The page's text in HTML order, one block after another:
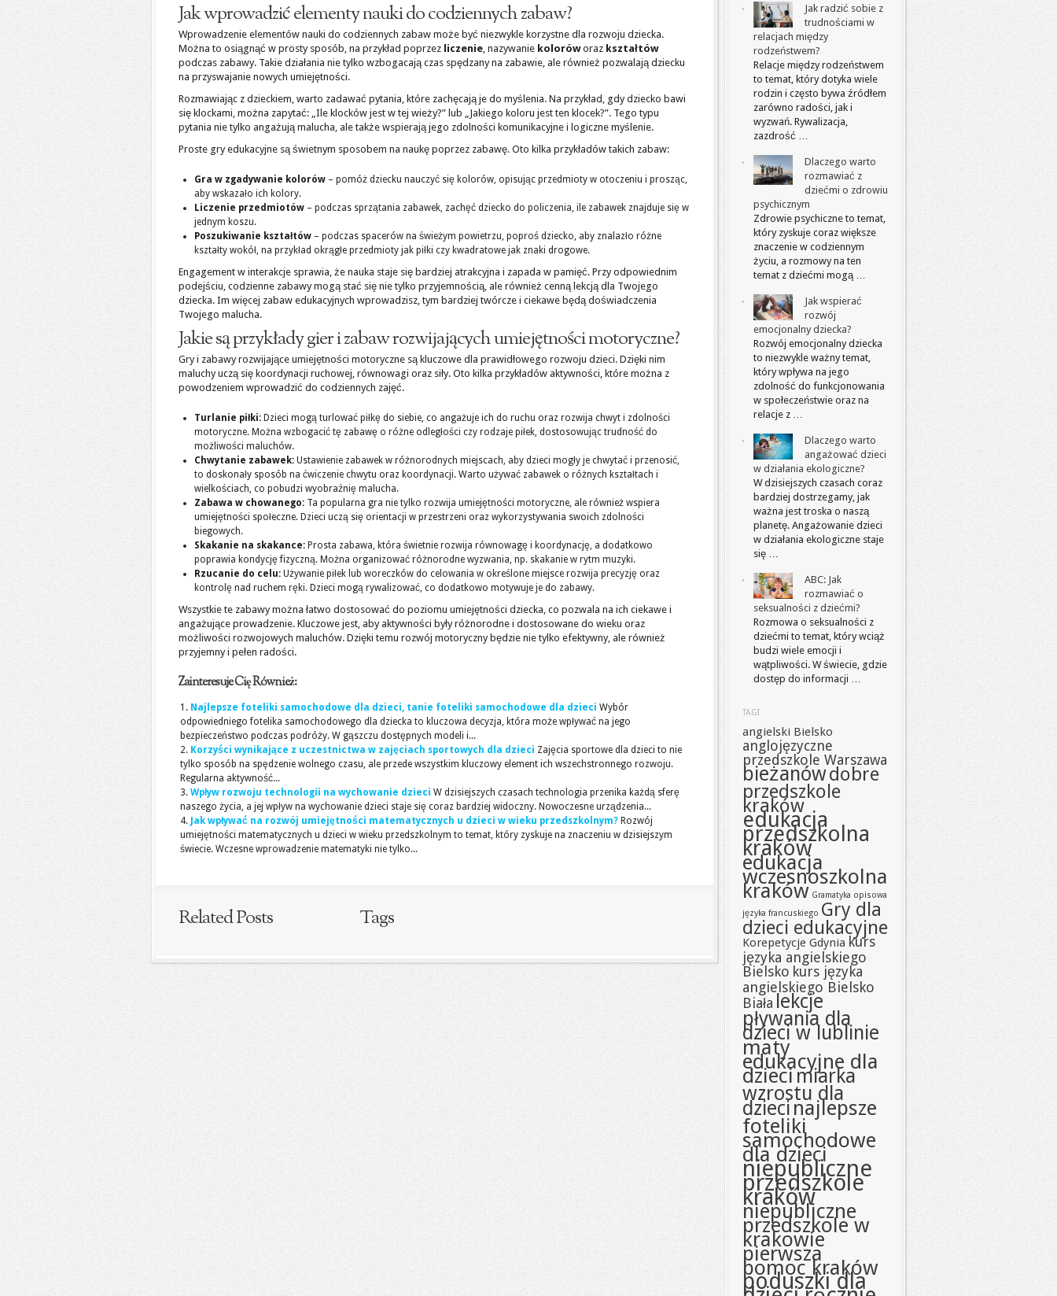
Jak wprowadzić elementy nauki do codziennych zabaw?
Wprowadzenie elementów nauki do codziennych zabaw może być niezwykle korzystne dla rozwoju dziecka.
Można to osiągnąć w prosty sposób, na przykład poprzez liczenie, nazywanie koloróworaz kształtów
podczas zabawy. Takie działania nie tylko wzbogacają czas spędzany na zabawie, ale również pozwalają dziecku
na przyswajanie nowych umiejętności.
Rozmawiając z dzieckiem, warto zadawać pytania, które zachęcają je do myślenia. Na przykład, gdy dziecko bawi
się klockami, można zapytać: „Ile klocków jest w tej wieży?” lub „Jakiego koloru jest ten klocek?”. Tego typu
pytania nie tylko angażują malucha, ale także wspierają jego zdolności komunikacyjne i logiczne myślenie.
Proste gry edukacyjne są świetnym sposobem na naukę poprzez zabawę. Oto kilka przykładów takich zabaw:
Gra w zgadywanie kolorów – pomóż dziecku nauczyć się kolorów, opisując przedmioty w otoczeniu i prosząc,
aby wskazało ich kolory.
Liczenie przedmiotów – podczas sprzątania zabawek, zachęć dziecko do policzenia, ile zabawek znajduje się w
jednym koszu.
Poszukiwanie kształtów – podczas spacerów na świeżym powietrzu, poproś dziecko, aby znalazło różne
kształty wokół, na przykład okrągłe przedmioty jak piłki czy kwadratowe jak znaki drogowe.
Engagement w interakcje sprawia, że nauka staje się bardziej atrakcyjna i zapada w pamięć. Przy odpowiednim
podejściu, codzienne zabawy mogą stać się nie tylko przyjemnością, ale również cenną lekcją dla Twojego
dziecka. Im więcej zabaw edukacyjnych wprowadzisz, tym bardziej twórcze i ciekawe będą doświadczenia
Twojego malucha.
Jakie są przykłady gier i zabaw rozwijających umiejętności motoryczne?
Gry i zabawy rozwijające umiejętności motoryczne są kluczowe dla prawidłowego rozwoju dzieci. Dzięki nim
maluchy uczą się koordynacji ruchowej, równowagi oraz siły. Oto kilka przykładów aktywności, które można z
powodzeniem wprowadzić do codziennych zajęć.
Turlanie piłki: Dzieci mogą turlować piłkę do siebie, co angażuje ich do ruchu oraz rozwija chwyt i zdolności
motoryczne. Można wzbogacić tę zabawę o różne odległości czy rodzaje piłek, dostosowując trudność do
możliwości maluchów.
Chwytanie zabawek: Ustawienie zabawek w różnorodnych miejscach, aby dzieci mogły je chwytać i przenosić,
to doskonały sposób na ćwiczenie chwytu oraz koordynacji. Warto używać zabawek o różnych kształtach i
wielkościach, co pobudzi wyobraźnię malucha.
Zabawa w chowanego: Ta popularna gra nie tylko rozwija umiejętności motoryczne, ale również wspiera
umiejętności społeczne. Dzieci uczą się orientacji w przestrzeni oraz wykorzystywania swoich zdolności
biegowych.
Skakanie na skakance: Prosta zabawa, która świetnie rozwija równowagę i koordynację, a dodatkowo
poprawia kondycję fizyczną. Można organizować różnorodne wyzwania, np. skakanie w rytm muzyki.
Rzucanie do celu: Używanie piłek lub woreczków do celowania w określone miejsce rozwija precyzję oraz
kontrolę nad ruchem ręki. Dzieci mogą rywalizować, co dodatkowo motywuje je do zabawy.
Wszystkie te zabawy można łatwo dostosować do poziomu umiejętności dziecka, co pozwala na ich ciekawe i
angażujące prowadzenie. Kluczowe jest, aby aktywności były różnorodne i dostosowane do wieku oraz
możliwości rozwojowych maluchów. Dzięki temu rozwój motoryczny będzie nie tylko efektywny, ale również
przyjemny i pełen radości.
Zainteresuje Cię Również:
Najlepsze foteliki samochodowe dla dzieci, tanie foteliki samochodowe dla dzieci Wybór
odpowiedniego fotelika samochodowego dla dziecka to kluczowa decyzja, która może wpływać na jego
bezpieczeństwo podczas podróży. W gąszczu dostępnych modeli i...
Korzyści wynikające z uczestnictwa w zajęciach sportowych dla dzieci Zajęcia sportowe dla dzieci to nie
tylko sposób na spędzenie wolnego czasu, ale przede wszystkim kluczowy element ich wszechstronnego rozwoju.
Regularna aktywność...
Wpływ rozwoju technologii na wychowanie dzieci W dzisiejszych czasach technologia przenika każdą sferę
naszego życia, a jej wpływ na wychowanie dzieci staje się coraz bardziej widoczny. Nowoczesne urządzenia...
Jak wpływać na rozwój umiejętności matematycznych u dzieci w wieku przedszkolnym? Rozwój
umiejętności matematycznych u dzieci w wieku przedszkolnym to temat, który zyskuje na znaczeniu w dzisiejszym
świecie. Wczesne wprowadzenie matematyki nie tylko...
Related Posts Tags
Jak radzić sobie z
trudnościami w
relacjach między
rodzeństwem?
Relacje między rodzeństwem
to temat, który dotyka wiele
rodzin i często bywa źródłem
zarówno radości, jak i
wyzwań. Rywalizacja,
zazdrość …
Dlaczego warto
rozmawiać z
dziećmi o zdrowiu
psychicznym
Zdrowie psychiczne to temat,
który zyskuje coraz większe
znaczenie w codziennym
życiu, a rozmowy na ten
temat z dziećmi mogą …
Jak wspierać
rozwój
emocjonalny dziecka?
Rozwój emocjonalny dziecka
to niezwykle ważny temat,
który wpływa na jego
zdolność do funkcjonowania
w społeczeństwie oraz na
relacje z …
Dlaczego warto
angażować dzieci
w działania ekologiczne?
W dzisiejszych czasach coraz
bardziej dostrzegamy, jak
ważna jest troska o naszą
planetę. Angażowanie dzieci
w działania ekologiczne staje
się …
ABC: Jak
rozmawiać o
seksualności z dziećmi?
Rozmowa o seksualności z
dziećmi to temat, który wciąż
budzi wiele emocji i
wątpliwości. W świecie, gdzie
dostęp do informacji …
TAGI
angielski Bielsko
anglojęzyczne
przedszkole Warszawa
bieżanówdobre
przedszkole
kraków
edukacja
przedszkolna
kraków
edukacja
wczesnoszkolna
kraków Gramatyka opisowa
języka francuskiego Gry dla
dzieci edukacyjne
Korepetycje Gdynia kurs
języka angielskiego
Bielsko kurs języka
angielskiego Bielsko
Biała lekcje
pływania dla
dzieci w lublinie
maty
edukacyjne dla
dziecimiarka
wzrostu dla
dzieci najlepsze
foteliki
samochodowe
dla dzieci
niepubliczne
przedszkole
kraków
niepubliczne
przedszkole w
krakowie
pierwsza
pomoc kraków
poduszki dla